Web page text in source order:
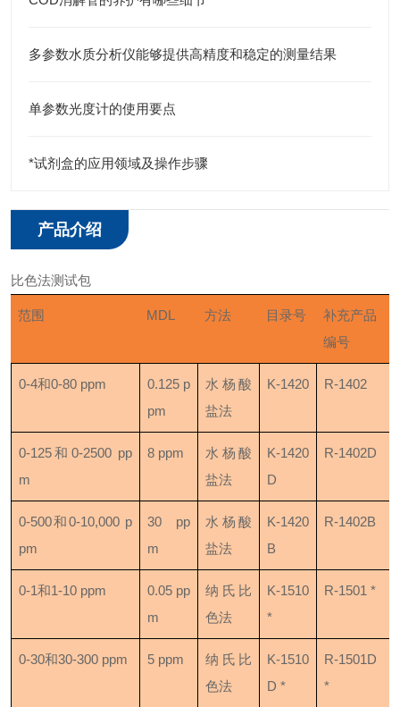
多参数水质分析仪能够提供高精度和稳定的测量结果
单参数光度计的使用要点
*试剂盒的应用领域及操作步骤
产品介绍
比色法测试包
范围 MDL 方法 目录号
补充产品
编号
0-4和0-80 ppm
0.125 p
pm
水杨酸
盐法
K-1420 R-1402
0-125和0-2500 pp
m
8 ppm
水杨酸
盐法
K-1420
D
R-1402D
0-500和0-10,000 p
pm
30 pp
m
水杨酸
盐法
K-1420
B
R-1402B
0-1和1-10 ppm
0.05 pp
m
纳氏比
色法
K-1510
*
R-1501 *
0-30和30-300 ppm 5 ppm
纳氏比
色法
K-1510
D *
R-1501D
*